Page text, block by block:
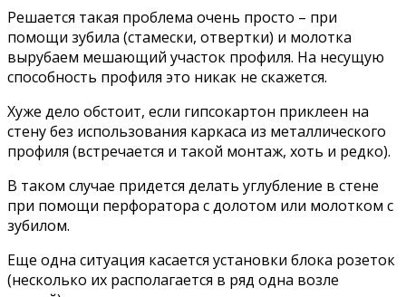
Решается такая проблема очень просто – при
помощи зубила (стамески, отвертки) и молотка
вырубаем мешающий участок профиля. На несущую
способность профиля это никак не скажется.
Хуже дело обстоит, если гипсокартон приклеен на
стену без использования каркаса из металлического
профиля (встречается и такой монтаж, хоть и редко).
В таком случае придется делать углубление в стене
при помощи перфоратора с долотом или молотком с
зубилом.
Еще одна ситуация касается установки блока розеток
(несколько их располагается в ряд одна возле